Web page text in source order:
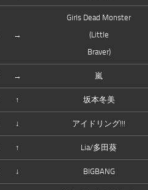
→
Girls Dead Monster
(Little
Braver)
→ 嵐
↑ 坂本冬美
↓ アイドリング!!!
↑ Lia/多田葵
↓ BIGBANG